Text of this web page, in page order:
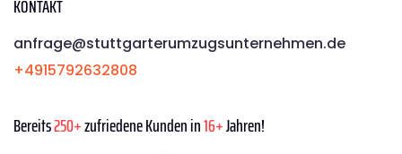
KONTAKT
anfrage@stuttgarterumzugsunternehmen.de
+4915792632808
Bereits250+zufriedene Kunden in16+Jahren!